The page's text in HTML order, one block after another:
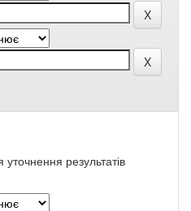
результатів